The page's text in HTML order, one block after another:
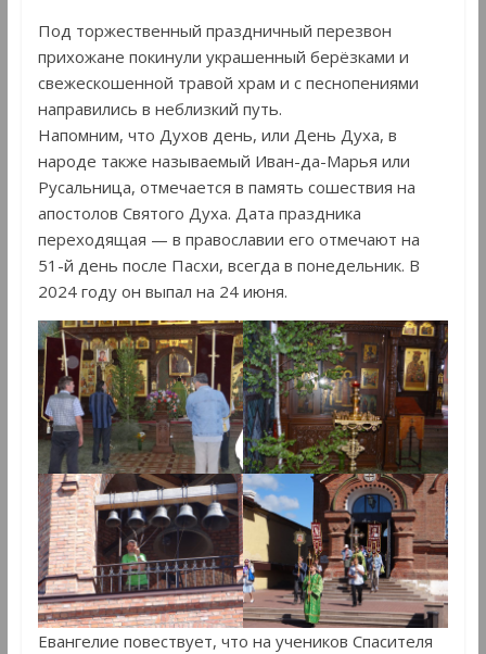
Под торжественный праздничный перезвон
прихожане покинули украшенный берёзками и
свежескошенной травой храм и с песнопениями
направились в неблизкий путь.
Напомним, что Духов день, или День Духа, в
народе также называемый Иван-да-Марья или
Русальница, отмечается в память сошествия на
апостолов Святого Духа. Дата праздника
переходящая — в православии его отмечают на
51-й день после Пасхи, всегда в понедельник. В
2024 году он выпал на 24 июня.
Евангелие повествует, что на учеников Спасителя